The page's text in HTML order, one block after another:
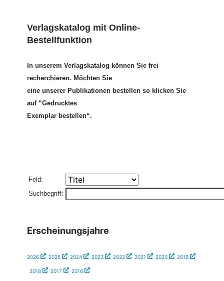
Verlagskatalog mit Online-
Bestellfunktion
In unserem Verlagskatalog können Sie frei
recherchieren. Möchten Sie
eine unserer Publikationen bestellen so klicken Sie
auf “Gedrucktes
Exemplar bestellen“.
Feld:
Suchbegriff:
Erscheinungsjahre
2026 2025 2024 2023 2022 2021 2020 2019
2018 2017 2016